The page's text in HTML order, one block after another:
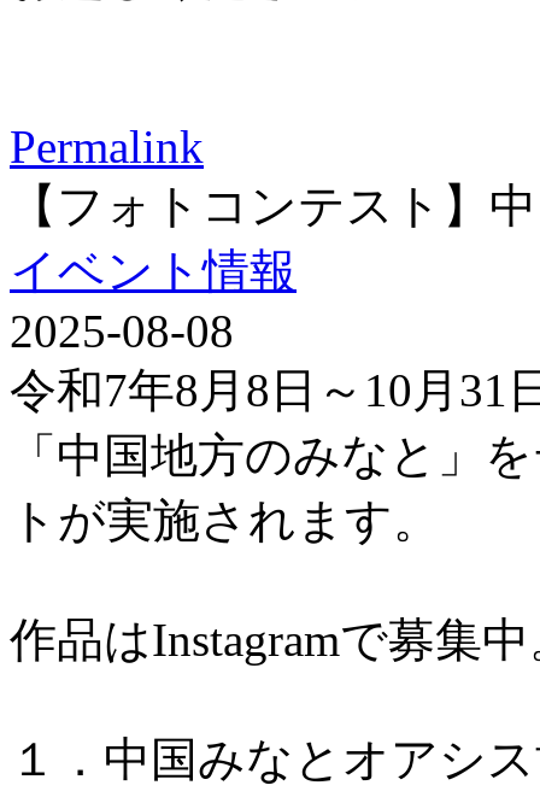
Permalink
【フォトコンテスト】
イベント情報
2025-08-08
令和7年8月8日～10月31
「中国地方のみなと」
トが実施されます。
作品はInstagramで募集
１．中国みなとオアシ